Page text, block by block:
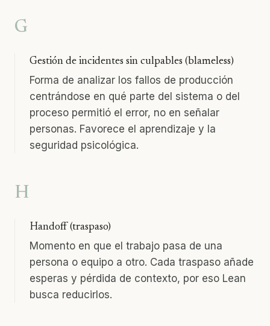
G
Gestión de incidentes sin culpables (blameless)
Forma de analizar los fallos de producción
centrándose en qué parte del sistema o del
proceso permitió el error, no en señalar
personas. Favorece el aprendizaje y la
seguridad psicológica.
H
Handoff (traspaso)
Momento en que el trabajo pasa de una
persona o equipo a otro. Cada traspaso añade
esperas y pérdida de contexto, por eso Lean
busca reducirlos.